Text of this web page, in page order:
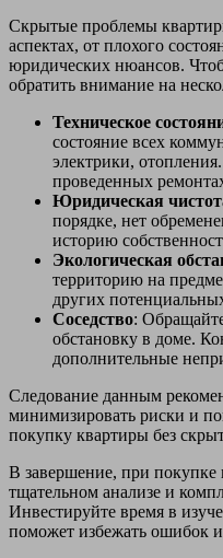
Скрытые проблемы
аспектах, от плохого
юридических нюансов.
обратить внимание на
Техническое
состояние всех
электрики,
проведенных
Юридическая
порядке, нет
историю
Экологическая
территорию на
других
Соседство:
обстановку в доме.
дополнительные
Следование данным
минимизировать риски и
покупку квартиры без
В завершение, при
тщательном анализе и
Инвестируйте время в
поможет избежать ошибок